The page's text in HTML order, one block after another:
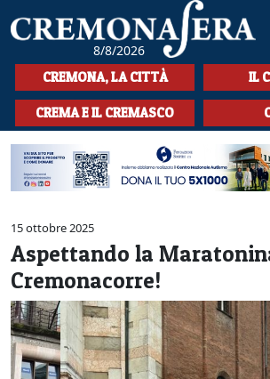
8/8/2026
HOME
CRONACA
SPORT
LA MUSICA
CULTURA
LA STORIA
L'EDITORIALE
SEZIONI
CREMONA, LA CITTÀ IL
CREMA E IL CREMASCO
15 ottobre 2025
Aspettando la
Cremonacorre!